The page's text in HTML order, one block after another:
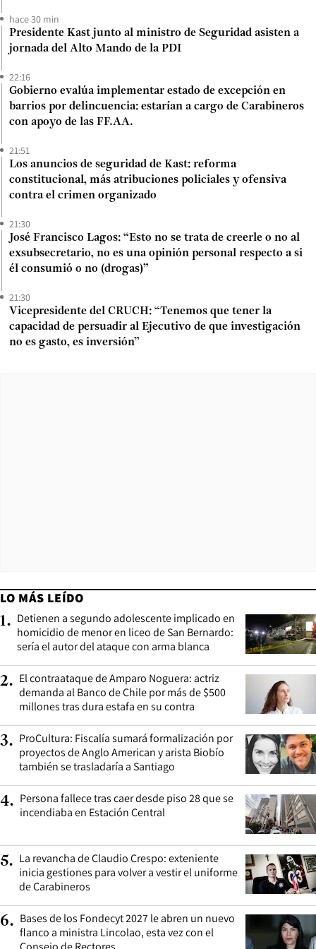
hace 30 min
Presidente Kast junto al ministro de Seguridad asisten a
jornada del Alto Mando de la PDI
22:16
Gobierno evalúa implementar estado de excepción en
barrios por delincuencia: estarían a cargo de Carabineros
con apoyo de las FF.AA.
21:51
Los anuncios de seguridad de Kast: reforma
constitucional, más atribuciones policiales y ofensiva
contra el crimen organizado
21:30
José Francisco Lagos: “Esto no se trata de creerle o no al
exsubsecretario, no es una opinión personal respecto a si
él consumió o no (drogas)”
21:30
Vicepresidente del CRUCH: “Tenemos que tener la
capacidad de persuadir al Ejecutivo de que investigación
no es gasto, es inversión”
LO MÁS LEÍDO
1. Detienen a segundo adolescente implicado en
homicidio de menor en liceo de San Bernardo:
sería el autor del ataque con arma blanca
2. El contraataque de Amparo Noguera: actriz
demanda al Banco de Chile por más de $500
millones tras dura estafa en su contra
3. ProCultura: Fiscalía sumará formalización por
proyectos de Anglo American y arista Biobío
también se trasladaría a Santiago
4. Persona fallece tras caer desde piso 28 que se
incendiaba en Estación Central
5. La revancha de Claudio Crespo: exteniente
inicia gestiones para volver a vestir el uniforme
de Carabineros
6. Bases de los Fondecyt 2027 le abren un nuevo
flanco a ministra Lincolao, esta vez con el